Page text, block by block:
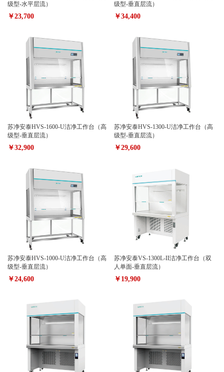
级型-水平层流）
￥23,700
级型-垂直层流）
￥34,400
苏净安泰HVS-1600-U洁净工作台（高
级型-垂直层流）
￥32,900
苏净安泰HVS-1300-U洁净工作台（高
级型-垂直层流）
￥29,600
苏净安泰HVS-1000-U洁净工作台（高
级型-垂直层流）
￥24,600
苏净安泰VS-1300L-II洁净工作台（双
人单面-垂直层流）
￥19,900